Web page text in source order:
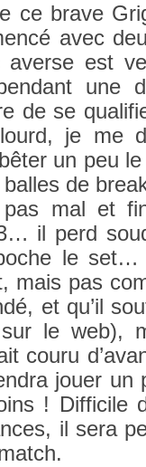
ce brave
avec
est
une
de se
je me
un peu
de
mal et
il perd
le set…
mais pas
et qu’il
le web),
couru
jouer un
! Dif­ficile
il sera